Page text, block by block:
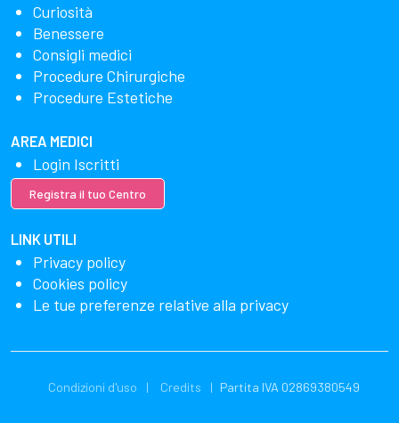
Curiosità
Benessere
Consigli medici
Procedure Chirurgiche
Procedure Estetiche
AREA MEDICI
Login Iscritti
Registra il tuo Centro
LINK UTILI
Privacy policy
Cookies policy
Le tue preferenze relative alla privacy
Condizioni d'uso Credits Partita IVA 02869380549